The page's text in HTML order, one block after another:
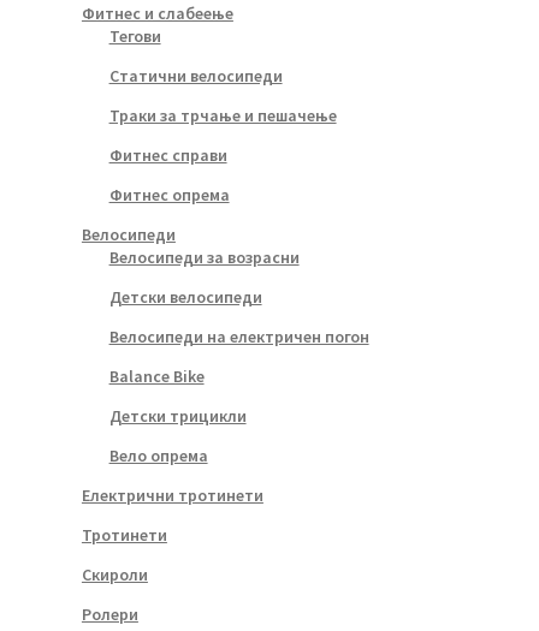
Фитнес и слабеење
Тегови
Статични велосипеди
Траки за трчање и пешачење
Фитнес справи
Фитнес опрема
Велосипеди
Велосипеди за возрасни
Детски велосипеди
Велосипеди на електричен погон
Balance Bike
Детски трицикли
Вело опрема
Електрични тротинети
Тротинети
Скироли
Ролери